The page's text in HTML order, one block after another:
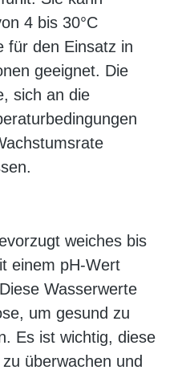
4 bis 30°C
für den Einsatz in
geeignet. Die
sich an die
weiches bis
einem pH-Wert
Wasserwerte
um gesund zu
Es ist wichtig, diese
überwachen und